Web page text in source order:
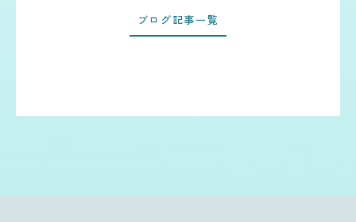
ブログ記事一覧